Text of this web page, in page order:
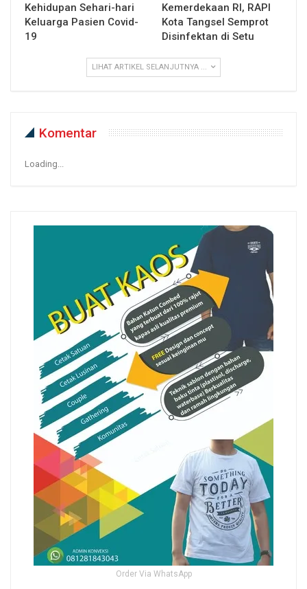
Kehidupan Sehari-hari
Keluarga Pasien Covid-
19
Kemerdekaan RI, RAPI
Kota Tangsel Semprot
Disinfektan di Setu
LIHAT ARTIKEL SELANJUTNYA ...
Komentar
Loading...
Order Via WhatsApp